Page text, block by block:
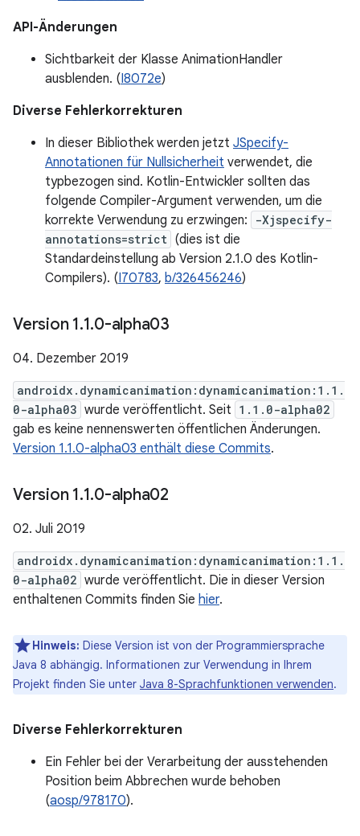
API-Änderungen
Sichtbarkeit der Klasse AnimationHandler
ausblenden. (I8072e)
Diverse Fehlerkorrekturen
In dieser Bibliothek werden jetzt JSpecify-
Annotationen für Nullsicherheit verwendet, die
typbezogen sind. Kotlin-Entwickler sollten das
folgende Compiler-Argument verwenden, um die
korrekte Verwendung zu erzwingen:
-Xjspecify-
annotations=strict (dies ist die
Standardeinstellung ab Version 2.1.0 des Kotlin-
Compilers). (I70783, b/326456246)
Version 1.1.0-alpha03
04. Dezember 2019
androidx.dynamicanimation:dynamicanimation:1.1.
0-alpha03 wurde veröffentlicht. Seit 1.1.0-alpha02
gab es keine nennenswerten öffentlichen Änderungen.
Version 1.1.0-alpha03 enthält diese Commits.
Version 1.1.0-alpha02
02. Juli 2019
androidx.dynamicanimation:dynamicanimation:1.1.
0-alpha02 wurde veröffentlicht. Die in dieser Version
enthaltenen Commits finden Sie hier.
Hinweis: Diese Version ist von der Programmiersprache
Java 8 abhängig. Informationen zur Verwendung in Ihrem
Projekt finden Sie unter Java 8-Sprachfunktionen verwenden.
Diverse Fehlerkorrekturen
Ein Fehler bei der Verarbeitung der ausstehenden
Position beim Abbrechen wurde behoben
(aosp/978170).